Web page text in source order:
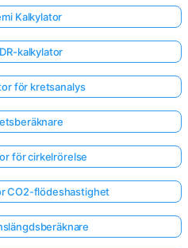
Kalkylator
kalkylator
för kretsanalys
för cirkelrörelse
CO2-flödeshastighet